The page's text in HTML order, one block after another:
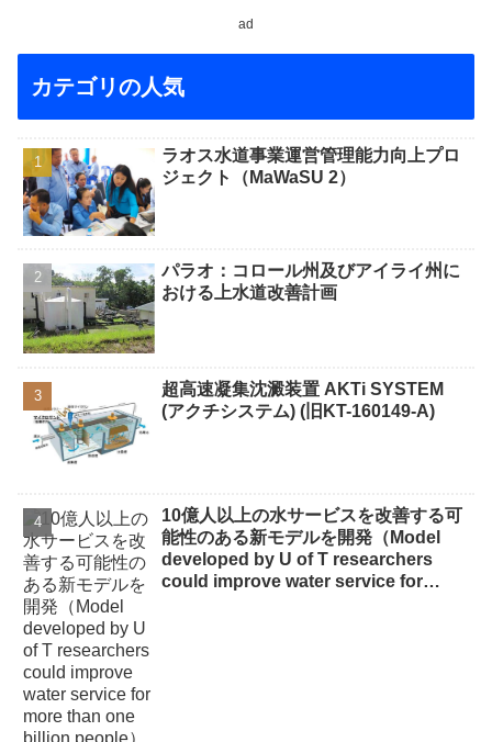
ad
カテゴリの人気
ラオス水道事業運営管理能力向上プロ
ジェクト（MaWaSU 2）
パラオ：コロール州及びアイライ州に
おける上水道改善計画
超高速凝集沈澱装置 AKTi SYSTEM
(アクチシステム) (旧KT-160149-A)
10億人以上の水サービスを改善する可
能性のある新モデルを開発（Model
developed by U of T researchers
could improve water service for